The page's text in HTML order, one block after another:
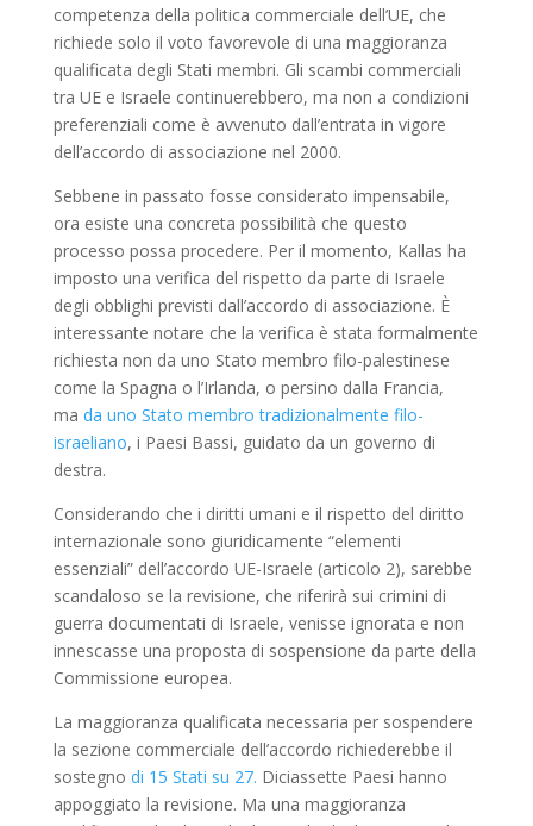
competenza della politica commerciale dell’UE, che
richiede solo il voto favorevole di una maggioranza
qualificata degli Stati membri. Gli scambi commerciali
tra UE e Israele continuerebbero, ma non a condizioni
preferenziali come è avvenuto dall’entrata in vigore
dell’accordo di associazione nel 2000.
Sebbene in passato fosse considerato impensabile,
ora esiste una concreta possibilità che questo
processo possa procedere. Per il momento, Kallas ha
imposto una verifica del rispetto da parte di Israele
degli obblighi previsti dall’accordo di associazione. È
interessante notare che la verifica è stata formalmente
richiesta non da uno Stato membro filo-palestinese
come la Spagna o l’Irlanda, o persino dalla Francia,
ma da uno Stato membro tradizionalmente filo-
israeliano, i Paesi Bassi, guidato da un governo di
destra.
Considerando che i diritti umani e il rispetto del diritto
internazionale sono giuridicamente “elementi
essenziali” dell’accordo UE-Israele (articolo 2), sarebbe
scandaloso se la revisione, che riferirà sui crimini di
guerra documentati di Israele, venisse ignorata e non
innescasse una proposta di sospensione da parte della
Commissione europea.
La maggioranza qualificata necessaria per sospendere
la sezione commerciale dell’accordo richiederebbe il
sostegno di 15 Stati su 27. Diciassette Paesi hanno
appoggiato la revisione. Ma una maggioranza